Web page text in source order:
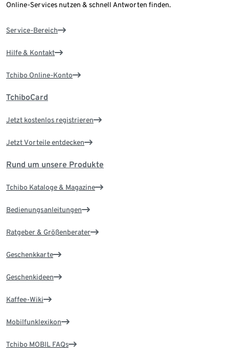
Online-Services nutzen & schnell Antworten finden.
Service-Bereich
Hilfe & Kontakt
Tchibo Online-Konto
TchiboCard
Jetzt kostenlos registrieren
Jetzt Vorteile entdecken
Rund um unsere Produkte
Tchibo Kataloge & Magazine
Bedienungsanleitungen
Ratgeber & Größenberater
Geschenkkarte
Geschenkideen
Kaffee-Wiki
Mobilfunklexikon
Tchibo MOBIL FAQs